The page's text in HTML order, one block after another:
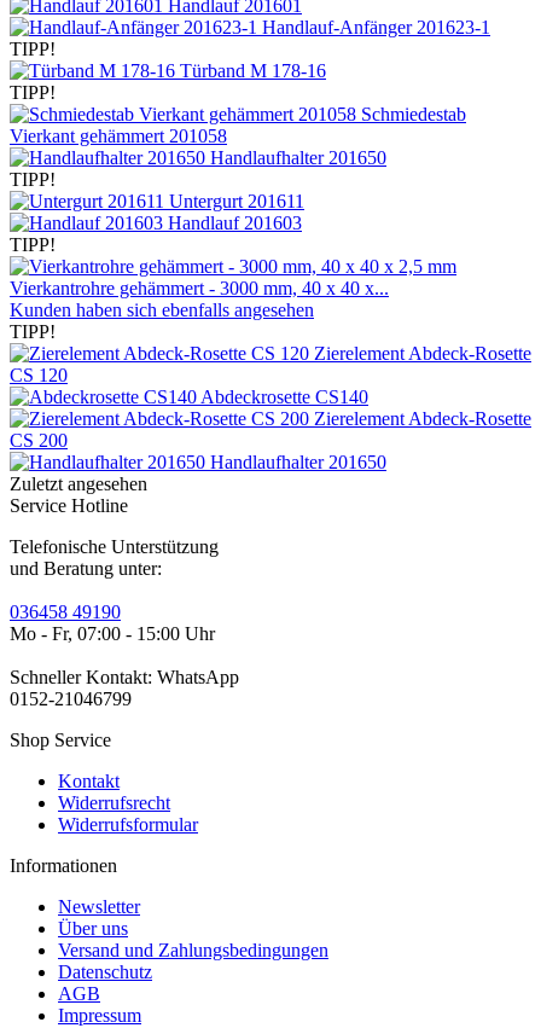
Handlauf 201601
Handlauf-Anfänger 201623-1
TIPP!
Türband M 178-16
TIPP!
Schmiedestab
Vierkant gehämmert 201058
Handlaufhalter 201650
TIPP!
Untergurt 201611
Handlauf 201603
TIPP!
Vierkantrohre gehämmert - 3000 mm, 40 x 40 x...
Kunden haben sich ebenfalls angesehen
TIPP!
Zierelement Abdeck-Rosette
CS 120
Abdeckrosette CS140
Zierelement Abdeck-Rosette
CS 200
Handlaufhalter 201650
Zuletzt angesehen
Service Hotline
Telefonische Unterstützung
und Beratung unter:
036458 49190
Mo - Fr, 07:00 - 15:00 Uhr
Schneller Kontakt: WhatsApp
0152-21046799
Shop Service
Kontakt
Widerrufsrecht
Widerrufsformular
Informationen
Newsletter
Über uns
Versand und Zahlungsbedingungen
Datenschutz
AGB
Impressum